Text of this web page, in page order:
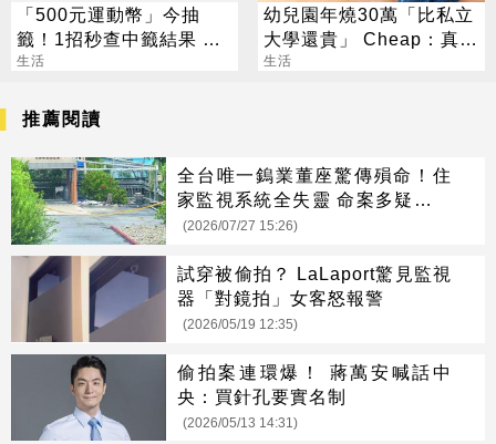
「500元運動幣」今抽
籤！1招秒查中籤結果 領
取、使用方法一次看
生活
幼兒園年燒30萬「比私立
大學還貴」 Cheap：真心
敬佩願意生
生活
推薦閱讀
全台唯一鎢業董座驚傳殞命！住
家監視系統全失靈 命案多疑點曝
光
(2026/07/27 15:26)
試穿被偷拍？ LaLaport驚見監視
器「對鏡拍」女客怒報警
(2026/05/19 12:35)
偷拍案連環爆！ 蔣萬安喊話中
央：買針孔要實名制
(2026/05/13 14:31)